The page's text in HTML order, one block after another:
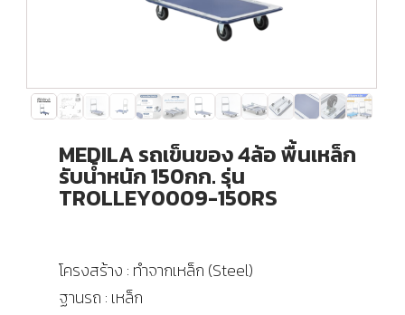
MEDILA รถเข็นของ 4ล้อ พื้นเหล็ก
รับน้ำหนัก 150กก. รุ่น
TROLLEY0009-150RS
โครงสร้าง : ทำจากเหล็ก (Steel)
ฐานรถ : เหล็ก